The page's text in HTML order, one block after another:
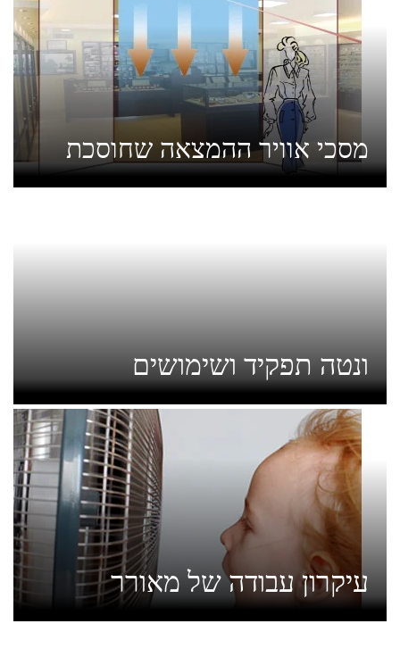
מסכי אוויר ההמצאה שחוסכת
ונטה תפקיד ושימושים
עיקרון עבודה של מאורר